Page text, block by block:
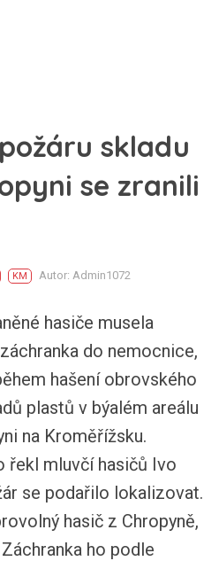
skladu
se zranili
KM Autor: Admin1072
hasiče musela
do nemocnice,
hašení obrovského
plastů v býalém areálu
na Kroměřížsku.
řekl mluvčí hasičů Ivo
se podařilo lokalizovat.
hasič z Chropyně,
ho podle